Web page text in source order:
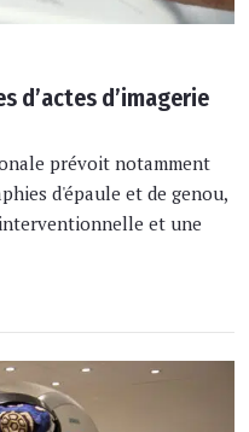
d’actes d’imagerie
prévoit notamment
d'épaule et de genou,
et une